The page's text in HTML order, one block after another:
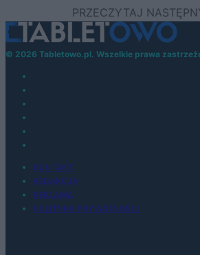
© 2026 Tabletowo.pl. Wszelkie prawa
KONTAKT
REDAKCJA
REKLAMA
POLITYKA PRYWATNOŚCI